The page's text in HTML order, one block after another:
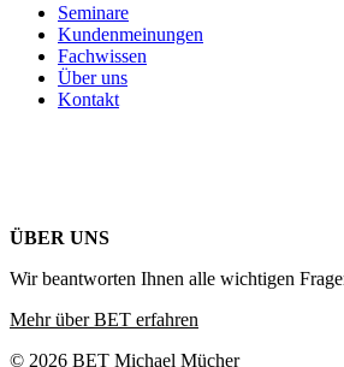
Seminare
Kundenmeinungen
Fachwissen
Über uns
Kontakt
ÜBER UNS
Wir beantworten Ihnen alle wichtigen
Mehr über BET erfahren
© 2026 BET Michael Mücher